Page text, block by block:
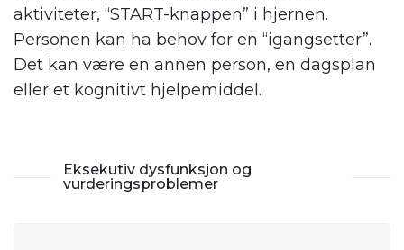
aktiviteter, “START-knappen” i hjernen.
Personen kan ha behov for en “igangsetter”.
Det kan være en annen person, en dagsplan
eller et kognitivt hjelpemiddel.
Eksekutiv dysfunksjon og
vurderingsproblemer